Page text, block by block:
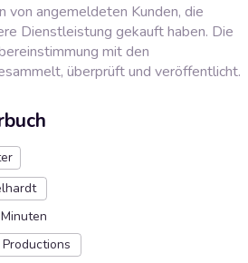
von angemeldeten Kunden, die
Dienstleistung gekauft haben. Die
mit den
überprüft und veröffentlicht.